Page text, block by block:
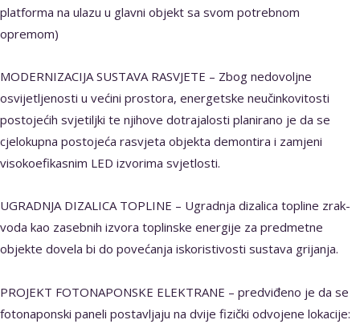
platforma na ulazu u glavni objekt sa svom potrebnom
opremom)
MODERNIZACIJA SUSTAVA RASVJETE – Zbog nedovoljne
osvijetljenosti u većini prostora, energetske neučinkovitosti
postojećih svjetiljki te njihove dotrajalosti planirano je da se
cjelokupna postojeća rasvjeta objekta demontira i zamjeni
visokoefikasnim LED izvorima svjetlosti.
UGRADNJA DIZALICA TOPLINE – Ugradnja dizalica topline zrak-
voda kao zasebnih izvora toplinske energije za predmetne
objekte dovela bi do povećanja iskoristivosti sustava grijanja.
PROJEKT FOTONAPONSKE ELEKTRANE – predviđeno je da se
fotonaponski paneli postavljaju na dvije fizički odvojene lokacije: